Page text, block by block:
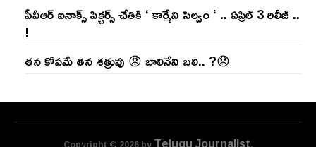
పీవీఆర్ ఐనాక్స్ పిక్చర్స్ చేతికి ‘ కార్మేని సెల్వం ‘ .. ఏప్రిల్ 3 రిలీజ్ ..
!
తన కోపమే తన శత్రువు 😡 బాలినేని బలి.. ?😟